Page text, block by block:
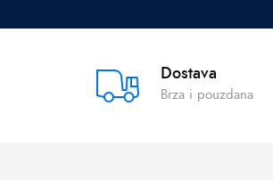
Dostava
Brza i pouzdana